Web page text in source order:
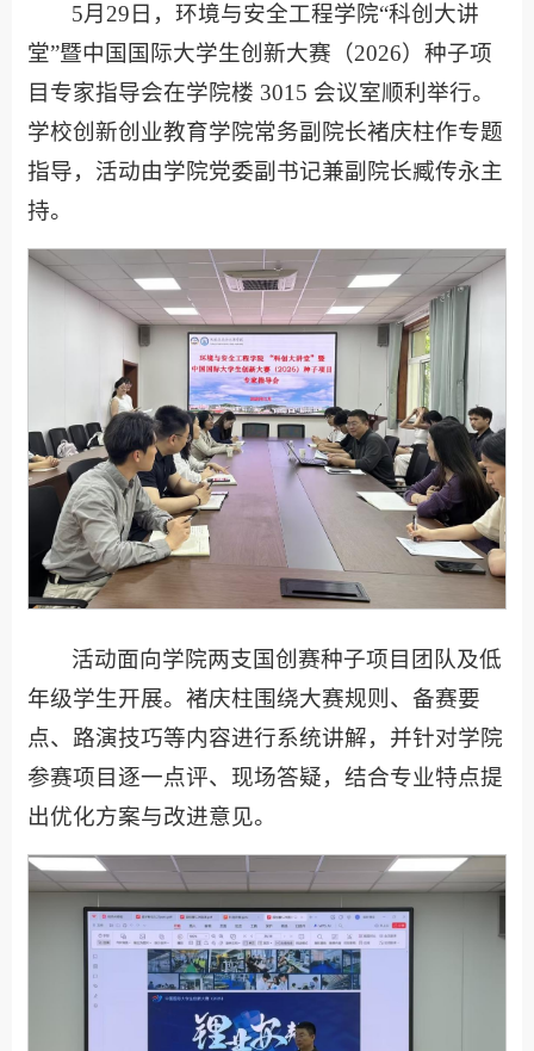
5月29日，环境与安全工程学院“科创大讲
堂”暨中国国际大学生创新大赛（2026）种子项
目专家指导会在学院楼 3015 会议室顺利举行。
学校创新创业教育学院常务副院长褚庆柱作专题
指导，活动由学院党委副书记兼副院长臧传永主
持。
活动面向学院两支国创赛种子项目团队及低
年级学生开展。褚庆柱围绕大赛规则、备赛要
点、路演技巧等内容进行系统讲解，并针对学院
参赛项目逐一点评、现场答疑，结合专业特点提
出优化方案与改进意见。